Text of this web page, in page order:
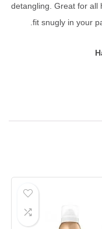
detangling. Great for all
fit snugly in your